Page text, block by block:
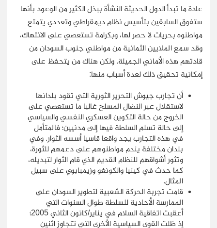
عادة ما تبدأ الدول الحديثة النشأة ببذل الكثير من الوعود بأنها
ستفوق السابقين بتأسيس نظام ديمقراطي وتعددي يتمتع
مواطنوه بحريات لا حصر لها، وبكرامة تستعصي على الانتهاك،
وقد سمع الملايين الثمانية من مواطني جنوب السودان من
قادتهم هذه الأماني الجميلة. ولكن هناك من يتحفظ على
إمكانية تحقيق ذلك لعدة أسباب منها:
أن تجارب جيوش التحرير الثورية التي تقود بلدانها
لاستقلال عبر النضال المسلح غالبا ما تستعصي على
الخروج من حالة التكوين العسكري النفسي والسياسي
إلى حالة تسلم السلطة فيها إلى مدنيين؛ فالمتأمل
في هذه التجارب يجد واقعا قاسيا أسسه الثوار. وفي
بلدان مختلفة يندم مواطنوهم على دعمهم للثورة،
وتثور أشواقهم للنظام القديم الذي قام الثوار لتبديله،
كما حدث في كينيا والكونغو وزيمبابوي على سبيل
المثال.
قامت تجربة الحركة الشعبية لتطوير السودان على
الممارسة الأحادية للسلطة طوال السنوات التي
أعقبت اتفاقية السلام في يناير/كانون الثاني 2005؛
إذ ظلت القوى السياسية الأخرى التي تتجاوز اثنين